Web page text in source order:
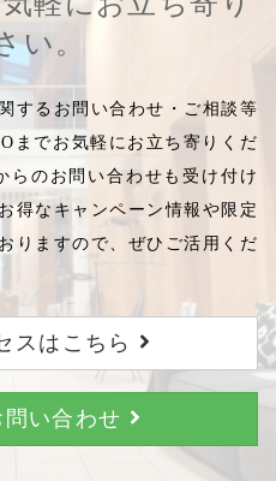
い。
するお問い合わせ・ご相談等
までお気軽にお立ち寄りくだ
らのお問い合わせも受け付け
得なキャンペーン情報や限定
りますので、ぜひご活用くだ
スはこちら
い合わせ